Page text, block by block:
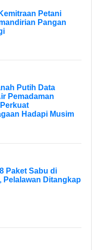
Petani
Pangan
Putih Data
Pemadaman
Hadapi Musim
Paket Sabu di
Pelalawan Ditangkap